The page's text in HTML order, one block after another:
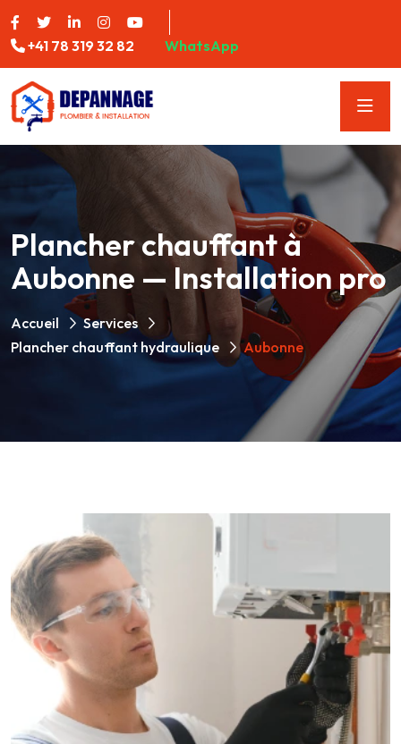
+41 78 319 32 82 WhatsApp
Plancher chauffant à
Aubonne — Installation pro
Accueil
Services
Plancher chauffant hydraulique
Aubonne